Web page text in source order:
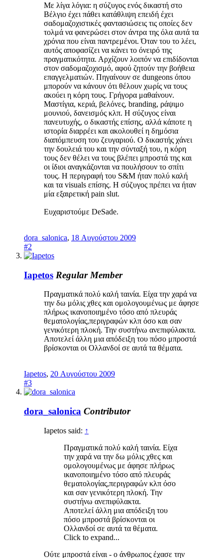
Με λίγα λόγια: η σύζυγος ενός δικαστή στο
Βέλγιο έχει πάθει κατάθλιψη επειδή έχει
σαδομαζοχιστικές φαντασιώσεις τις οποίες δεν
τολμά να φανερώσει στον άντρα της όλα αυτά τα
χρόνια που είναι παντρεμένοι. Όταν του το λέει,
αυτός αποφασίζει να κάνει το όνειρό της
πραγματικότητα. Αρχίζουν λοιπόν να επιδίδονται
στον σαδομαζοχισμό, αφού ζητούν την βοήθεια
επαγγελματιών. Πηγαίνουν σε dungeons όπου
μπορούν να κάνουν ότι θέλουν χωρίς να τους
ακούει η κόρη τους. Γρήγορα μαθαίνουν.
Μαστίγια, κεριά, βελόνες, branding, ράψιμο
μουνιού, δανεισμός κλπ. Η σύζυγος είναι
πανευτυχής, ο δικαστής επίσης, αλλά κάποτε η
ιστορία διαρρέει και ακολουθεί η δημόσια
διαπόμπευση του ζευγαριού. Ο δικαστής χάνει
την δουλειά του και την σύνταξή του, η κόρη
τους δεν θέλει να τους βλέπει μπροστά της και
οι ίδιοι αναγκάζονται να πουλήσουν το σπίτι
τους. Η περιγραφή του S&Μ ήταν πολύ καλή
και τα visuals επίσης. Η σύζυγος πρέπει να ήταν
μία εξαιρετική pain slut.
Ευχαριστούμε DeSade.
dora_salonica, 18 Αυγούστου 2009
#2
Iapetos Regular Member
Πραγματικά πολύ καλή ταινία. Είχα την χαρά να
την δω μόλις χθες και ομολογουμένως με άφησε
πλήρως ικανοποιημένο τόσο από πλευράς
θεματολογίας,περιγραφών κλπ όσο και σαν
γενικότερη πλοκή. Την συστήνω ανεπιφύλακτα.
Αποτελεί άλλη μια απόδειξη του πόσο μπροστά
βρίσκονται οι Ολλανδοί σε αυτά τα θέματα.
Iapetos, 20 Αυγούστου 2009
#3
dora_salonica Contributor
Iapetos said: ↑
Πραγματικά πολύ καλή ταινία. Είχα
την χαρά να την δω μόλις χθες και
ομολογουμένως με άφησε πλήρως
ικανοποιημένο τόσο από πλευράς
θεματολογίας,περιγραφών κλπ όσο
και σαν γενικότερη πλοκή. Την
συστήνω ανεπιφύλακτα.
Αποτελεί άλλη μια απόδειξη του
πόσο μπροστά βρίσκονται οι
Ολλανδοί σε αυτά τα θέματα.
Click to expand...
Ούτε μπροστά είναι - ο άνθρωπος έχασε την